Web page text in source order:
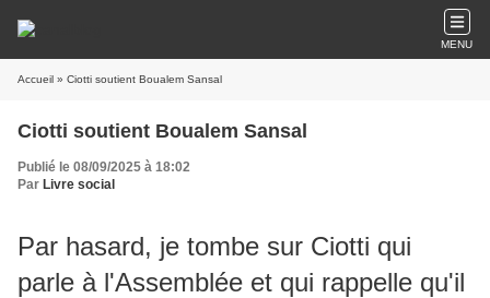
MENU
Accueil » Ciotti soutient Boualem Sansal
Ciotti soutient Boualem Sansal
Publié le 08/09/2025 à 18:02
Par Livre social
Par hasard, je tombe sur Ciotti qui
parle à l'Assemblée et qui rappelle qu'il